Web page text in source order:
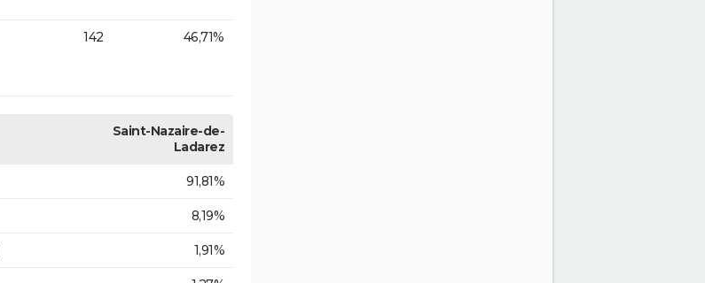
142 46,71%
Saint-Nazaire-de-
Ladarez
91,81%
8,19%
1,91%